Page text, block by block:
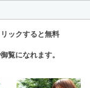
ックすると無料
覧になれます。